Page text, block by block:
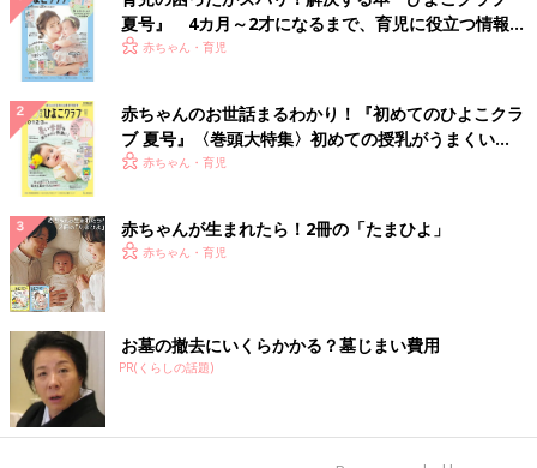
夏号』 4カ月～2才になるまで、育児に役立つ情報が
いっぱい！
赤ちゃん・育児
赤ちゃんのお世話まるわかり！『初めてのひよこクラ
ブ 夏号』〈巻頭大特集〉初めての授乳がうまくい
く！ おっぱい・ミルクの基本と夏のトラブル 解決テ
赤ちゃん・育児
赤ちゃんが生まれたら！2冊の「たまひよ」
赤ちゃん・育児
お墓の撤去にいくらかかる？墓じまい費用
PR(くらしの話題)